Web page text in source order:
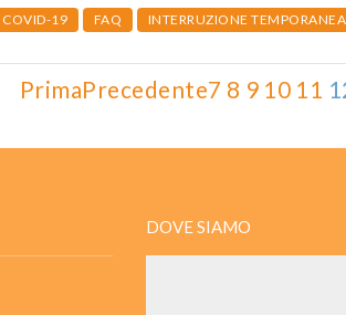
COVID-19 FAQ INTERRUZIONE TEMPORANEA
PrimaPrecedente7 8 9 10 11
DOVE SIAMO